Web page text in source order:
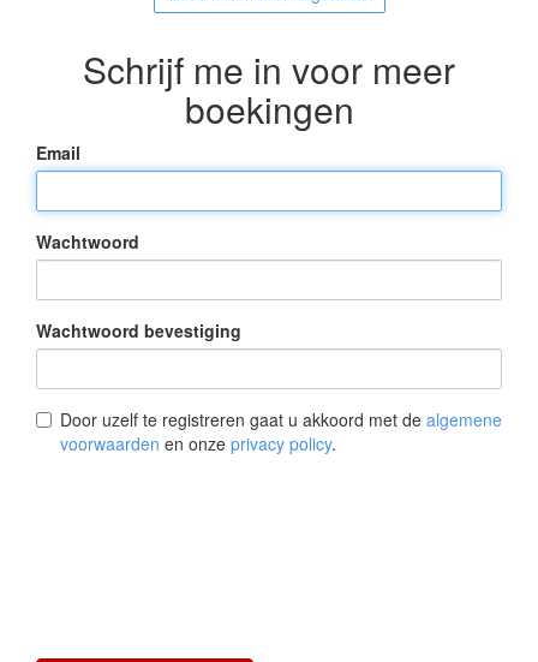
Schrijf me in voor meer
boekingen
Email
Wachtwoord
Wachtwoord bevestiging
Door uzelf te registreren gaat u akkoord met de algemene
voorwaarden en onze privacy policy.